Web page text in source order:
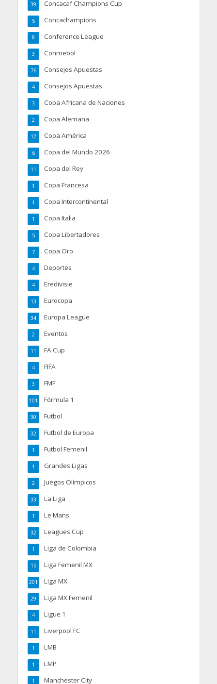
Concacaf Champions Cup
39
Concachampions
5
Conference League
8
Conmebol
3
Consejos Apuestas
76
Consejos Apuestas
4
Copa Africana de Naciones
3
Copa Alemana
2
Copa América
12
Copa del Mundo 2026
6
Copa del Rey
11
Copa Francesa
1
Copa Intercontinental
1
Copa Italia
1
Copa Libertadores
5
Copa Oro
7
Deportes
4
Eredivisie
4
Eurocopa
13
Europa League
34
Eventos
2
FA Cup
11
FIFA
4
FMF
3
Fórmula 1
101
Futbol
30
Futbol de Europa
32
Futbol Femenil
1
Grandes Ligas
1
Juegos Olímpicos
2
La Liga
33
Le Mans
1
Leagues Cup
32
Liga de Colombia
1
Liga Femenil MX
15
Liga MX
201
Liga MX Femenil
29
Ligue 1
4
Liverpool FC
11
LMB
1
LMP
1
Manchester City
1